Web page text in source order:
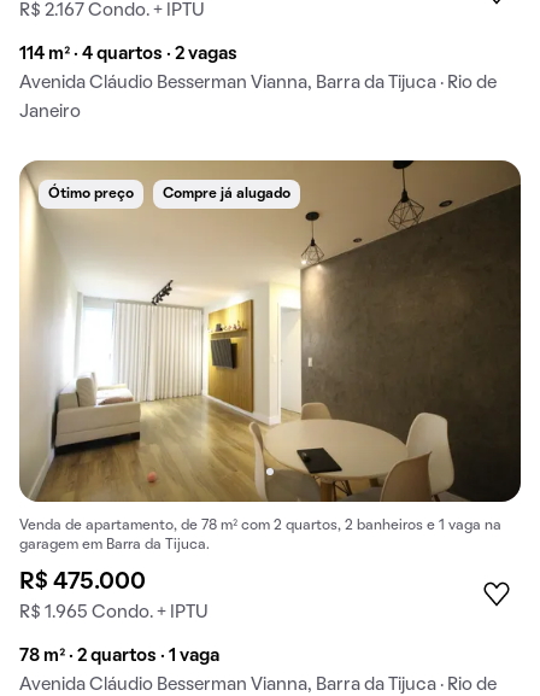
R$ 2.167 Condo. + IPTU
114 m² · 4 quartos · 2 vagas
Avenida Cláudio Besserman Vianna, Barra da Tijuca · Rio de
Janeiro
Ótimo preço Compre já alugado
Venda de apartamento, de 78 m² com 2 quartos, 2 banheiros e 1 vaga na
garagem em Barra da Tijuca.
R$ 475.000
R$ 1.965 Condo. + IPTU
78 m² · 2 quartos · 1 vaga
Avenida Cláudio Besserman Vianna, Barra da Tijuca · Rio de